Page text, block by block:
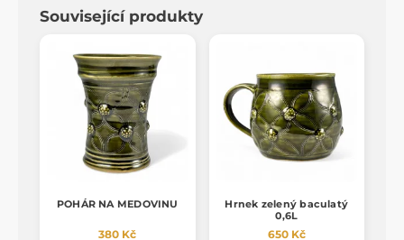
Související produkty
POHÁR NA MEDOVINU
380 Kč
Hrnek zelený baculatý
0,6L
650 Kč